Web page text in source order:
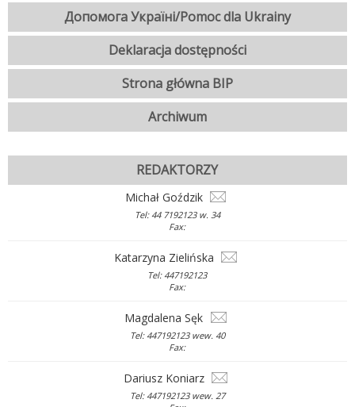
Допомога Україні/Pomoc dla Ukrainy
Deklaracja dostępności
Strona główna BIP
Archiwum
REDAKTORZY
Michał Goździk
Tel: 44 7192123 w. 34
Fax:
Katarzyna Zielińska
Tel: 447192123
Fax:
Magdalena Sęk
Tel: 447192123 wew. 40
Fax:
Dariusz Koniarz
Tel: 447192123 wew. 27